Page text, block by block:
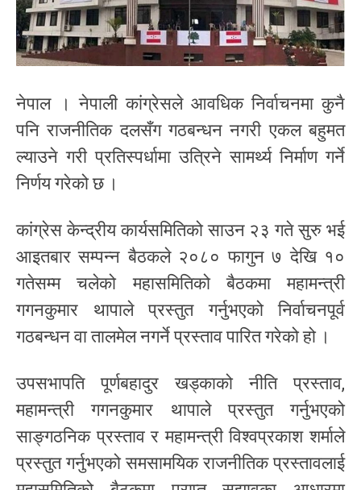
नेपाल । नेपाली कांग्रेसले आवधिक निर्वाचनमा कुनै
पनि राजनीतिक दलसँग गठबन्धन नगरी एकल बहुमत
ल्याउने गरी प्रतिस्पर्धामा उत्रिने सामर्थ्य निर्माण गर्ने
निर्णय गरेको छ ।
कांग्रेस केन्द्रीय कार्यसमितिको साउन २३ गते सुरु भई
आइतबार सम्पन्न बैठकले २०८० फागुन ७ देखि १०
गतेसम्म चलेको महासमितिको बैठकमा महामन्त्री
गगनकुमार थापाले प्रस्तुत गर्नुभएको निर्वाचनपूर्व
गठबन्धन वा तालमेल नगर्ने प्रस्ताव पारित गरेको हो ।
उपसभापति पूर्णबहादुर खड्काको नीति प्रस्ताव,
महामन्त्री गगनकुमार थापाले प्रस्तुत गर्नुभएको
साङ्गठनिक प्रस्ताव र महामन्त्री विश्वप्रकाश शर्माले
प्रस्तुत गर्नुभएको समसामयिक राजनीतिक प्रस्तावलाई